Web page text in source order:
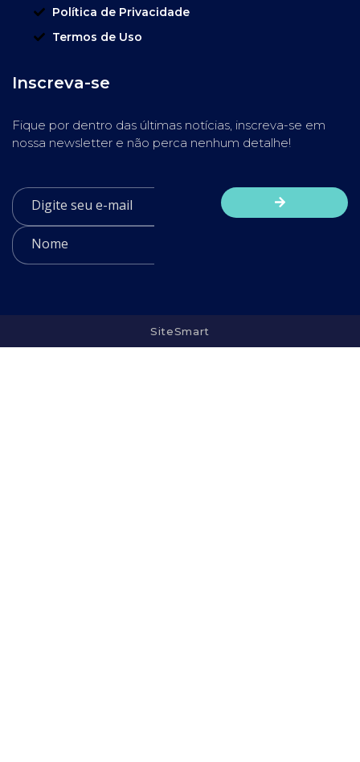
Política de Privacidade
Termos de Uso
Inscreva-se
Fique por dentro das últimas notícias, inscreva-se em
nossa newsletter e não perca nenhum detalhe!
SiteSmart